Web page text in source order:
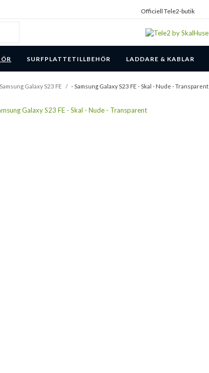
Officiell Tele2-butik
SURFPLATTETILLBEHÖR LADDARE & KABLAR
Samsung Galaxy S23 FE / - Samsung Galaxy S23 FE - Skal - Nude - Transparent